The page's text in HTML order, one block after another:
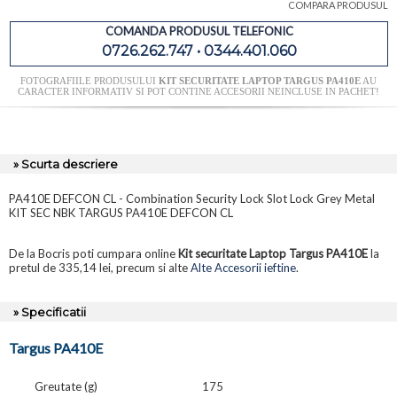
COMPARA PRODUSUL
COMANDA PRODUSUL TELEFONIC
0726.262.747 • 0344.401.060
FOTOGRAFIILE PRODUSULUI KIT SECURITATE LAPTOP TARGUS PA410EAU
CARACTER INFORMATIV SI POT CONTINE ACCESORII NEINCLUSE IN PACHET!
» Scurta descriere
PA410E DEFCON CL - Combination Security Lock Slot Lock Grey Metal
KIT SEC NBK TARGUS PA410E DEFCON CL
De la Bocris poti cumpara online Kit securitate Laptop Targus PA410Ela
pretul de 335,14 lei, precum si alteAlte Accesorii ieftine.
» Specificatii
Targus PA410E
Greutate (g) 175